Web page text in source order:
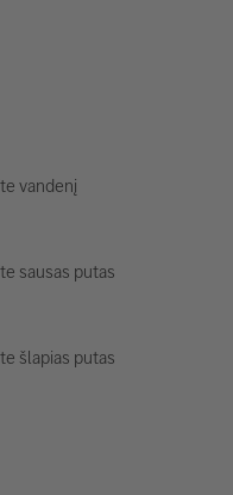
vandenį
sausas putas
šlapias putas